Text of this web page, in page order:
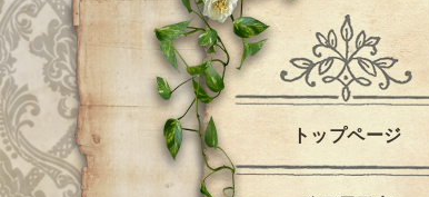
トップページ